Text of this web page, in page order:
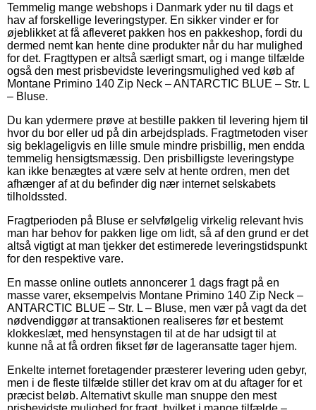
Temmelig mange webshops i Danmark yder nu til dags et
hav af forskellige leveringstyper. En sikker vinder er for
øjeblikket at få afleveret pakken hos en pakkeshop, fordi du
dermed nemt kan hente dine produkter når du har mulighed
for det. Fragttypen er altså særligt smart, og i mange tilfælde
også den mest prisbevidste leveringsmulighed ved køb af
Montane Primino 140 Zip Neck – ANTARCTIC BLUE – Str. L
– Bluse.
Du kan ydermere prøve at bestille pakken til levering hjem til
hvor du bor eller ud på din arbejdsplads. Fragtmetoden viser
sig beklageligvis en lille smule mindre prisbillig, men endda
temmelig hensigtsmæssig. Den prisbilligste leveringstype
kan ikke benægtes at være selv at hente ordren, men det
afhænger af at du befinder dig nær internet selskabets
tilholdssted.
Fragtperioden på Bluse er selvfølgelig virkelig relevant hvis
man har behov for pakken lige om lidt, så af den grund er det
altså vigtigt at man tjekker det estimerede leveringstidspunkt
for den respektive vare.
En masse online outlets annoncerer 1 dags fragt på en
masse varer, eksempelvis Montane Primino 140 Zip Neck –
ANTARCTIC BLUE – Str. L – Bluse, men vær på vagt da det
nødvendiggør at transaktionen realiseres før et bestemt
klokkeslæt, med hensynstagen til at de har udsigt til at
kunne nå at få ordren fikset før de lageransatte tager hjem.
Enkelte internet foretagender præsterer levering uden gebyr,
men i de fleste tilfælde stiller det krav om at du aftager for et
præcist beløb. Alternativt skulle man snuppe den mest